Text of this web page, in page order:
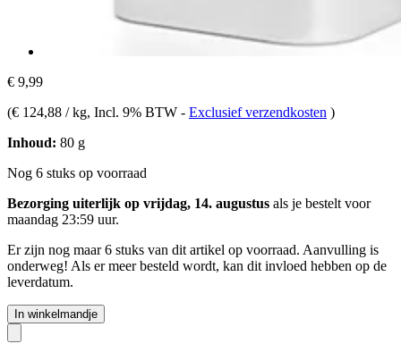
€ 9,99
(€ 124,88 / kg, Incl. 9% BTW - Exclusief verzendkosten )
Inhoud: 80 g
Nog 6 stuks op voorraad
Bezorging uiterlijk op vrijdag, 14. augustus als je bestelt voor
maandag 23:59 uur.
Er zijn nog maar 6 stuks van dit artikel op voorraad. Aanvulling is
onderweg! Als er meer besteld wordt, kan dit invloed hebben op de
leverdatum.
In winkelmandje